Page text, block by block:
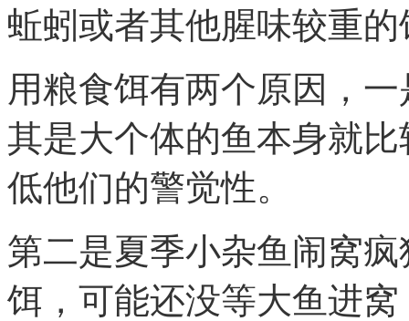
蚯蚓或者其他腥味较重
用粮食饵有两个原因，
其是大个体的鱼本身就
低他们的警觉性。
第二是夏季小杂鱼闹窝
饵，可能还没等大鱼进